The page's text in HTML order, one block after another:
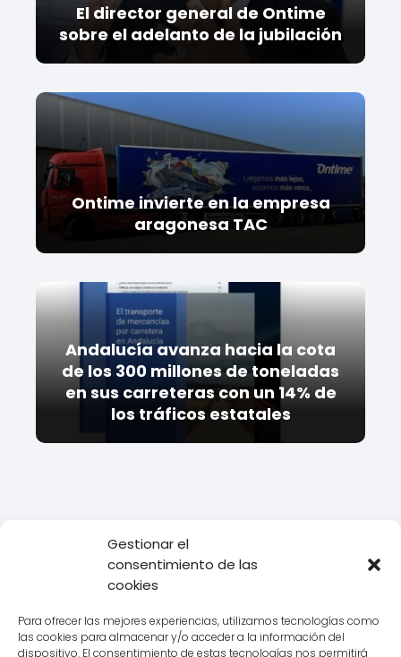
Gestionar el
consentimiento de las
cookies
Para ofrecer las mejores experiencias, utilizamos tecnologías como
las cookies para almacenar y/o acceder a la información del
dispositivo. El consentimiento de estas tecnologías nos permitirá
El director general de Ontime
sobre el adelanto de la jubilación
Ontime invierte en la empresa
aragonesa TAC
Andalucía avanza hacia la cota
de los 300 millones de toneladas
en sus carreteras con un 14% de
los tráficos estatales
Transporte
Mercedes en Orense: conoce todo sobre su concesionario